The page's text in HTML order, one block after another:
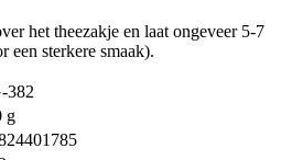
het theezakje en laat ongeveer 5-7
een sterkere smaak).
382
g